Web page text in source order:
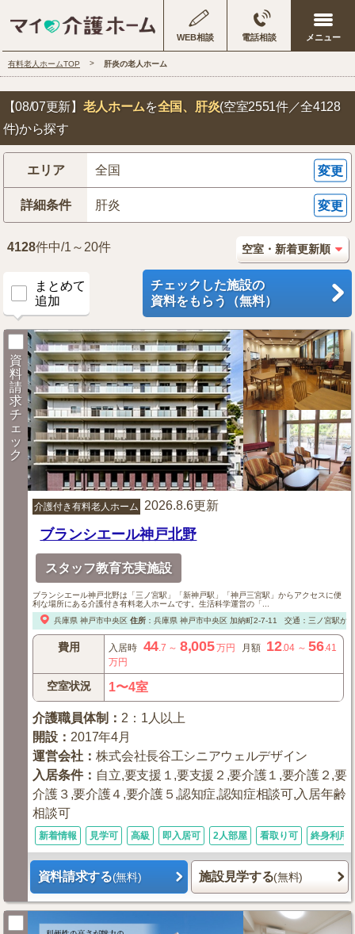
WEB相談 電話相談
有料老人ホームTOP 肝炎の老人ホーム
【08/07更新】 老人ホームを全国、肝炎(空室2551件／全4128
件)から探す
エリア 全国 変更
詳細条件 肝炎 変更
4128件中/1～20件
まとめて
追加
チェックした施設の
資料をもらう（無料）
資
料
請
求
チ
ェ
ッ
ク
介護付き有料老人ホーム 2026.8.6更新
ブランシエール神戸北野
スタッフ教育充実施設
ブランシエール神戸北野は「三ノ宮駅」「新神戸駅」「神戸三宮駅」からアクセスに便
利な場所にある介護付き有料老人ホームです。生活科学運営の「...
兵庫県 神戸市中央区 住所： 兵庫県 神戸市中央区加納町2-7-11 交通：三ノ宮駅か
費用 入居時 44.7 ～ 8,005万円 月額 12.04～56.41
万円
空室状況 1〜4室
介護職員体制 ： 2：1人以上
開設 ： 2017年4月
運営会社 ：株式会社長谷工シニアウェルデザイン
入居条件： 自立,要支援１,要支援２,要介護１,要介護２,要
介護３,要介護４,要介護５,認知症,認知症相談可,入居年齢
相談可
新着情報 見学可 高級 即入居可 2人部屋 看取り可 終身利用
資料請求する(無料) 施設見学する(無料)